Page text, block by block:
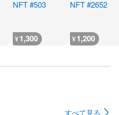
¥1,300 ¥1,200
すべて見る